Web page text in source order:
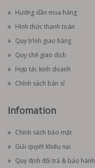
Hướng dẫn mua hàng
Hình thức thanh toán
Quy trình giao hàng
Quy chế giao dịch
Hợp tác kinh doanh
Chính sách bán sỉ
Infomation
Chính sách bảo mật
Giải quyết khiếu nại
Quy định đổi trả & bảo hành